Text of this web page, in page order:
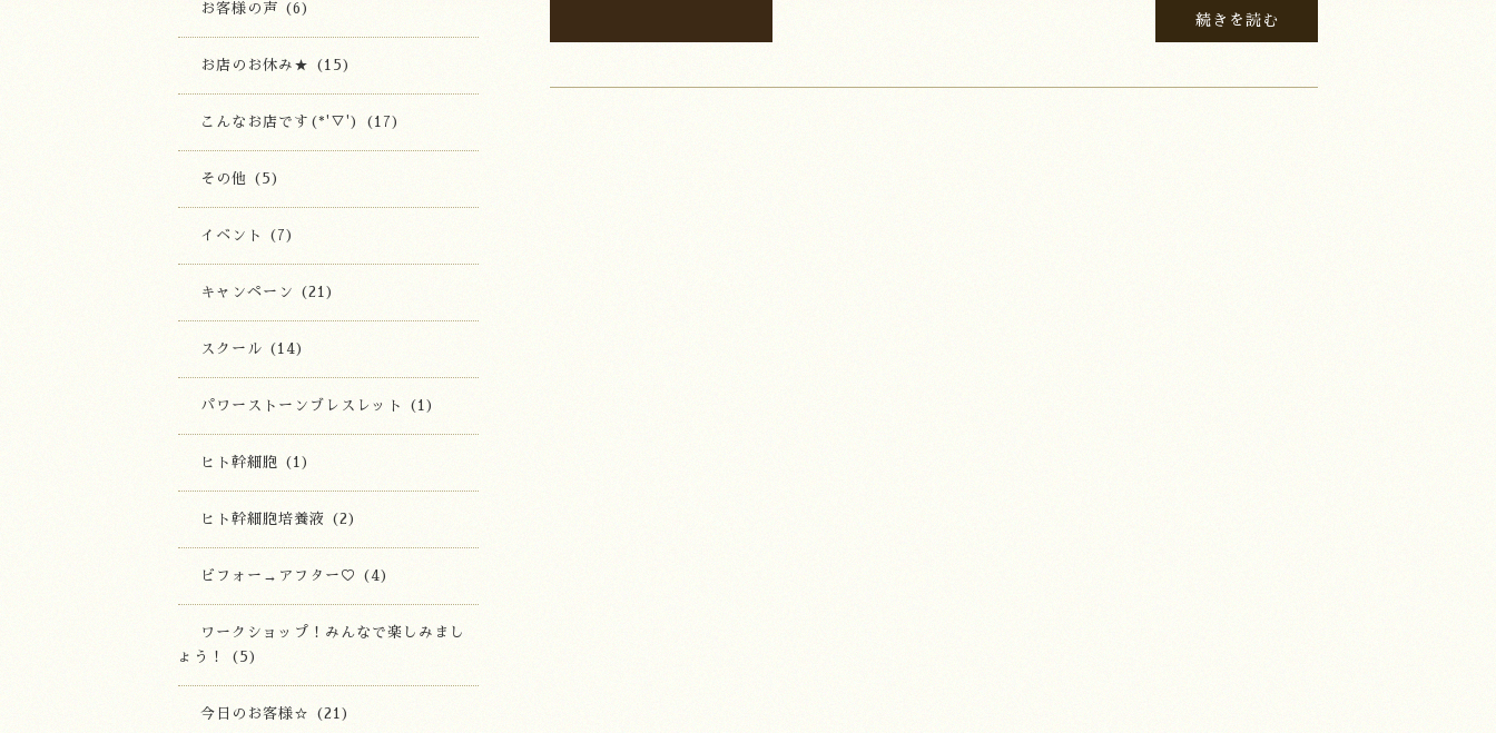
続きを読む
お客様の声 (6)
お店のお休み★ (15)
こんなお店です(*'▽') (17)
その他 (5)
イベント (7)
キャンペーン (21)
スクール (14)
パワーストーンブレスレット (1)
ヒト幹細胞 (1)
ヒト幹細胞培養液 (2)
ビフォー→アフター♡ (4)
ワークショップ！みんなで楽しみまし
ょう！ (5)
今日のお客様☆ (21)